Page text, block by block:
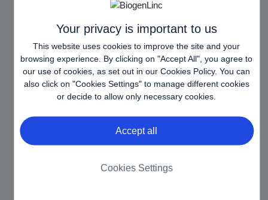
Your privacy is important to us
This website uses cookies to improve the site and your
browsing experience. By clicking on "Accept All", you agree to
our use of cookies, as set out in ourCookies Policy. You can
also click on "Cookies Settings" to manage different cookies
or decide to allow only necessary cookies.
Accept all
Cookies Settings
oder durch unbefugten Zugriff auf diese verursacht
Biogen macht keine Zusicherungen, dass die auf
dieser Website enthaltenen Funktionen frei von
Computerviren oder anderen schädlichen
Komponenten sind. Der Inhalt dieser Website wird
verpflichtet, die auf dieser Website enthaltenen
Informationen zu aktualisieren. Biogen ist zudem nicht
aktualisieren, haftbar. Biogen übernimmt keine